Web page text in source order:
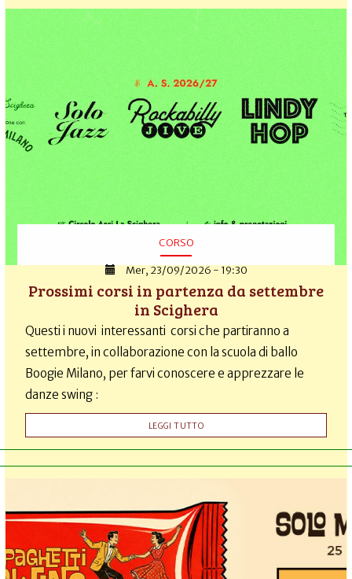
CORSO
Mer, 23/09/2026 - 19:30
Prossimi corsi in partenza da settembre
in Scighera
Questi i nuovi interessanti corsi che partiranno a
settembre, in collaborazione con la scuola di ballo
Boogie Milano, per farvi conoscere e apprezzare le
danze swing :
LEGGI TUTTO